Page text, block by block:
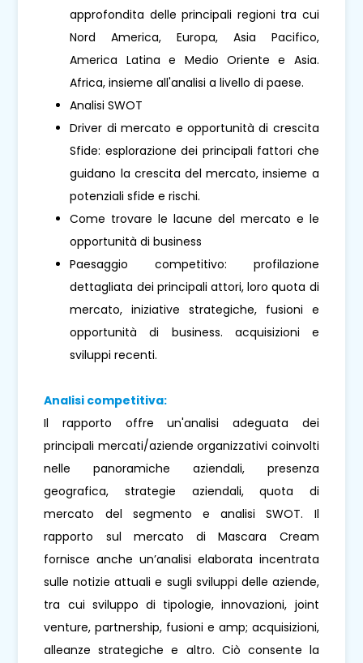
approfondita delle principali regioni tra cui
Nord America, Europa, Asia Pacifico,
America Latina e Medio Oriente e Asia.
Africa, insieme all'analisi a livello di paese.
Analisi SWOT
Driver di mercato e opportunità di crescita
Sfide: esplorazione dei principali fattori che
guidano la crescita del mercato, insieme a
potenziali sfide e rischi.
Come trovare le lacune del mercato e le
opportunità di business
Paesaggio competitivo: profilazione
dettagliata dei principali attori, loro quota di
mercato, iniziative strategiche, fusioni e
opportunità di business. acquisizioni e
sviluppi recenti.
Analisi competitiva:
Il rapporto offre un'analisi adeguata dei
principali mercati/aziende organizzativi coinvolti
nelle panoramiche aziendali, presenza
geografica, strategie aziendali, quota di
mercato del segmento e analisi SWOT. Il
rapporto sul mercato di Mascara Cream
fornisce anche un’analisi elaborata incentrata
sulle notizie attuali e sugli sviluppi delle aziende,
tra cui sviluppo di tipologie, innovazioni, joint
venture, partnership, fusioni e amp; acquisizioni,
alleanze strategiche e altro. Ciò consente la